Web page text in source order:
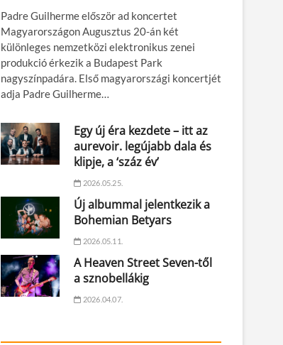
Padre Guilherme először ad koncertet
Magyarországon Augusztus 20-án két
különleges nemzetközi elektronikus zenei
produkció érkezik a Budapest Park
nagyszínpadára. Első magyarországi koncertjét
adja Padre Guilherme…
Egy új éra kezdete – itt az
aurevoir. legújabb dala és
klipje, a ‘száz év’
2026.05.25.
Új albummal jelentkezik a
Bohemian Betyars
2026.05.11.
A Heaven Street Seven-től
a sznobellákig
2026.04.07.